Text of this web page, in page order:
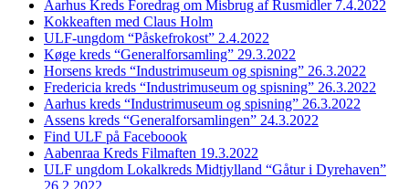
Aarhus Kreds Foredrag om Misbrug af Rusmidler 7.4.2022
Kokkeaften med Claus Holm
ULF-ungdom “Påskefrokost” 2.4.2022
Køge kreds “Generalforsamling” 29.3.2022
Horsens kreds “Industrimuseum og spisning” 26.3.2022
Fredericia kreds “Industrimuseum og spisning” 26.3.2022
Aarhus kreds “Industrimuseum og spisning” 26.3.2022
Assens kreds “Generalforsamlingen” 24.3.2022
Find ULF på Faceboook
Aabenraa Kreds Filmaften 19.3.2022
ULF ungdom Lokalkreds Midtjylland “Gåtur i Dyrehaven”